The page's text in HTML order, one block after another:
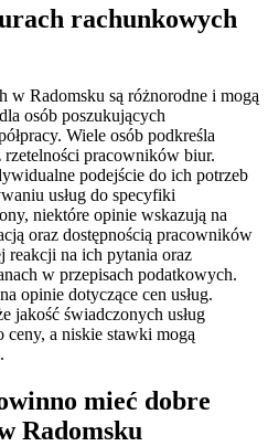
rachunkowych
w Radomsku są różnorodne i mogą
osób poszukujących
Wiele osób podkreśla
rzetelności pracowników biur.
podejście do ich potrzeb
usług do specyfiki
niektóre opinie wskazują na
oraz dostępnością pracowników
reakcji na ich pytania oraz
w przepisach podatkowych.
opinie dotyczące cen usług.
jakość świadczonych usług
a niskie stawki mogą
mieć dobre
Radomsku